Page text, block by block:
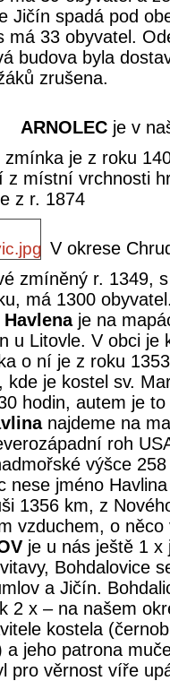
Jičín spadá pod
má 33 obyvatel.
budova byla
zrušena.
ARNOLEC je v
je z roku
z místní vrchnosti
z r. 1874
V okrese
zmíněný r. 1349,
má 1300
je na
u Litovle. V obci je
o ní je z roku
je kostel sv.
hodin, autem je
najdeme na
roh
výšce
nese jméno
1356 km, z
vzduchem, o
je u nás ještě 1 x
Bohdalovice
a Jičín.
2 x – na našem
kostela
a jeho patrona
pro věrnost víře